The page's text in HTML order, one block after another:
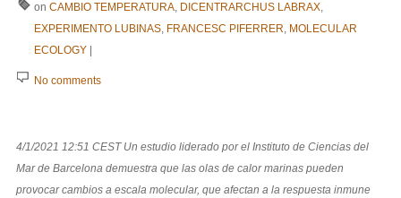
on CAMBIO TEMPERATURA, DICENTRARCHUS LABRAX,
EXPERIMENTO LUBINAS, FRANCESC PIFERRER, MOLECULAR
ECOLOGY|
No comments
4/1/2021 12:51 CEST Un estudio liderado por el Instituto de Ciencias del
Mar de Barcelona demuestra que las olas de calor marinas pueden
provocar cambios a escala molecular, que afectan a la respuesta inmune